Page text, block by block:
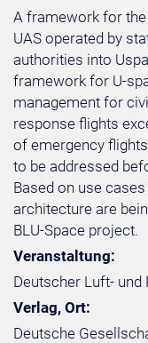
A framework for
UAS operated by
authorities into
framework for U-
management for
response flights
of emergency
to be addressed
Based on use
architecture are
BLU-Space project.
Veranstaltung:
Deutscher Luft-
Verlag, Ort:
Deutsche